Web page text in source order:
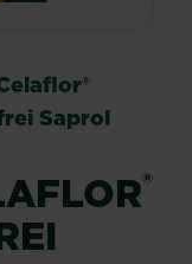
Saprol
®